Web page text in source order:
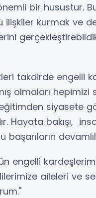
bir husustur.
kurmak ve
takdirde engelli
olmaları hepimizi
siyasete
Hayata bakışı,
engelli
aileleri ve